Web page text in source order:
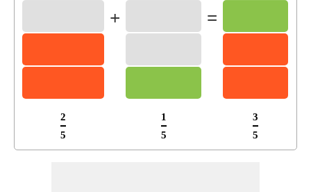
2
5
+
1
5
=
3
5